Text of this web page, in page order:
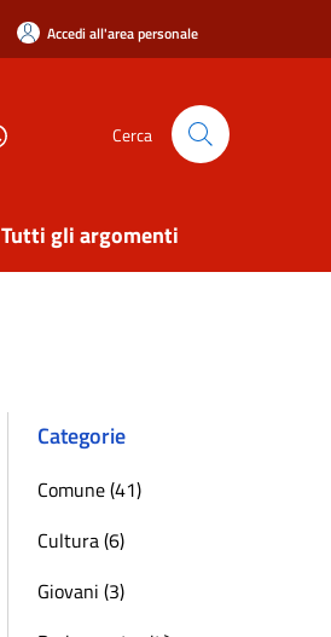
Accedi all'area personale
Cerca
Tutti gli argomenti
Categorie
Comune (41)
Cultura (6)
Giovani (3)